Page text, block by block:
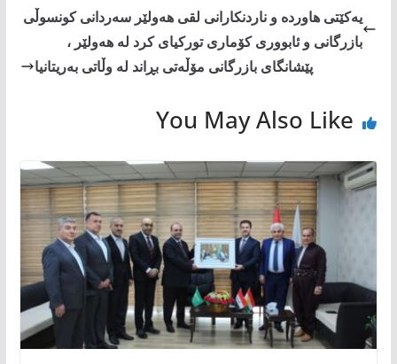
یەکێتی هاوردە و ناردنکارانی لقی هەولێر سەردانی کونسوڵی
بازرگانی و ئابووری کۆماری تورکیای کرد لە هەولێر ،
پێشانگای بازرگانی مۆڵەتی بڕاند لە وڵاتی بەریتانیا
You May Also Like